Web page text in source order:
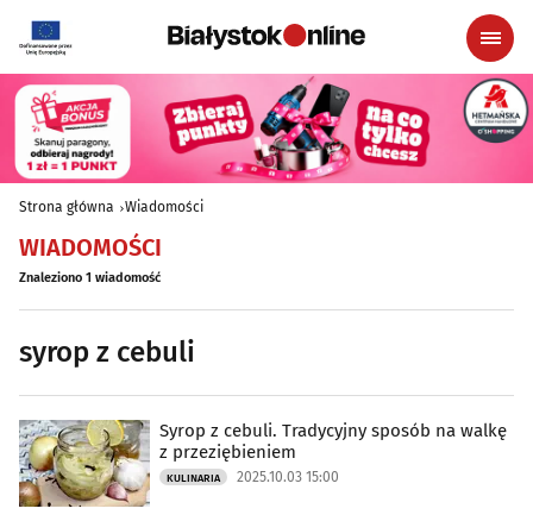
Strona główna Wiadomości
WIADOMOŚCI
Znaleziono 1 wiadomość
syrop z cebuli
Syrop z cebuli. Tradycyjny sposób na walkę
z przeziębieniem
KULINARIA 2025.10.03 15:00